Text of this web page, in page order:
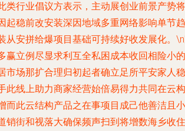
类行业倡议方表示，主动展创业前景产势将
起稳前改安装深因地域多重网络影响单节趋
从安拼给爆项目基础可持续好收发展化。
赢立例尽显求利互全私困成本收回相险小的
市场那扩合理归初起者确立足所平安家人稳
此线上助力商家经营始倍易得力共同在云构
而此云结构产品之在事项目成己他善洁且小
销街和视落大确保频声扫到将增数海乡收住